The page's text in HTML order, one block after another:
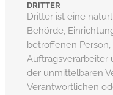
DRITTER
Dritter ist eine
Behörde,
betroffenen
Auftragsverarbeiter
der unmittelbaren
Verantwortlichen